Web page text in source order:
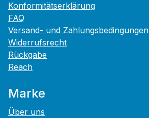
Konformitätserklärung
FAQ
Versand- und Zahlungsbedingungen
Widerrufsrecht
Rückgabe
Reach
Marke
Über uns